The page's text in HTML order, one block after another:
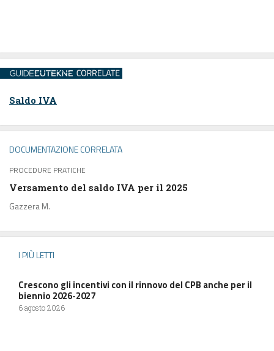
Saldo IVA
DOCUMENTAZIONE CORRELATA
PROCEDURE PRATICHE
Versamento del saldo IVA per il 2025
Gazzera M.
I PIÙ LETTI
Crescono gli incentivi con il rinnovo del CPB anche per il
biennio 2026-2027
6 agosto 2026